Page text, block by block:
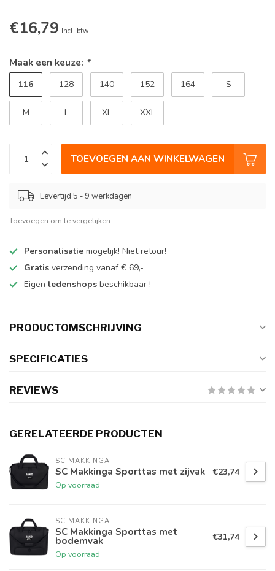
€16,79 Incl. btw
Maak een keuze: *
116 128 140 152 164 S
M L XL XXL
TOEVOEGEN AAN WINKELWAGEN
Levertijd 5 - 9 werkdagen
Toevoegen om te vergelijken
Personalisatie mogelijk! Niet retour!
Gratis verzending vanaf € 69,-
Eigen ledenshops beschikbaar !
PRODUCTOMSCHRIJVING
SPECIFICATIES
REVIEWS
GERELATEERDE PRODUCTEN
SC MAKKINGA
SC Makkinga Sporttas met zijvak
Op voorraad
€23,74
SC MAKKINGA
SC Makkinga Sporttas met
bodemvak
Op voorraad
€31,74